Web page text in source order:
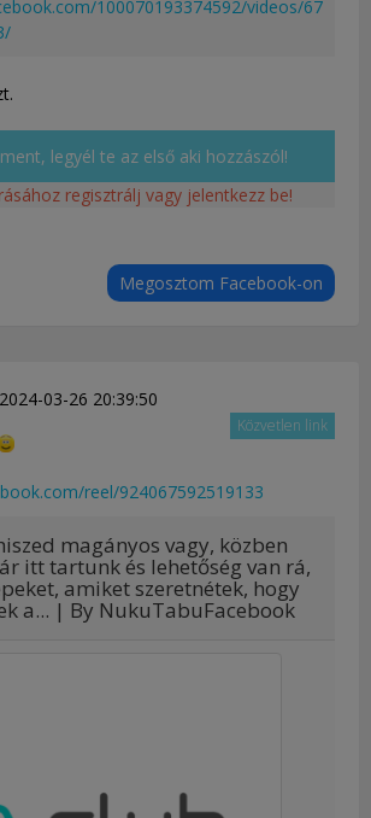
100070193374592/videos/67
legyél te az első aki hozzászól!
regisztrálj vagy jelentkezz be!
Megosztom Facebook-on
2024-03-26 20:39:50
Közvetlen link
reel/924067592519133
magányos vagy, közben
itt tartunk és lehetőség van rá,
amiket szeretnétek, hogy
a... | By NukuTabuFacebook